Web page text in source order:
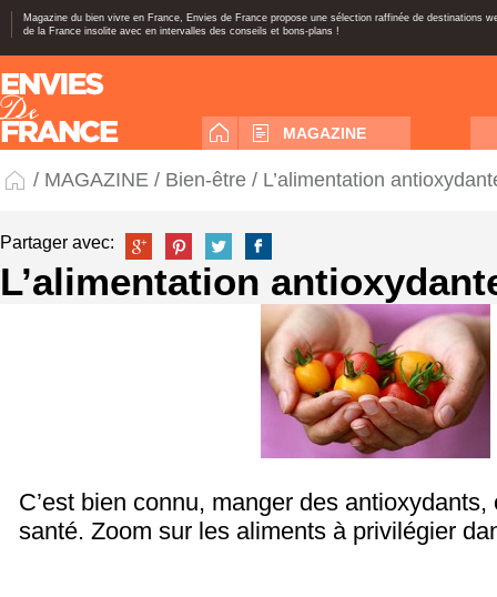
Magazine du bien vivre en France, Envies de France propose une sélection raffinée de destinations
de la France insolite avec en intervalles des conseils et bons-plans !
MAGAZINE
/ MAGAZINE / Bien-être / L’alimentation
Partager avec:
L’alimentation
C’est bien connu, manger des antioxydants,
santé. Zoom sur les aliments à privilégier